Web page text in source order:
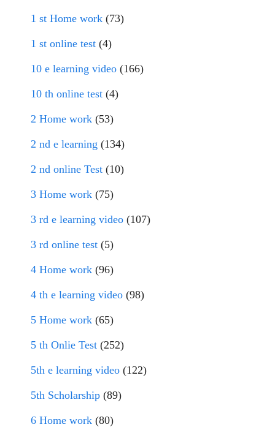
1 st Home work (73)
1 st online test (4)
10 e learning video (166)
10 th online test (4)
2 Home work (53)
2 nd e learning (134)
2 nd online Test (10)
3 Home work (75)
3 rd e learning video (107)
3 rd online test (5)
4 Home work (96)
4 th e learning video (98)
5 Home work (65)
5 th Onlie Test (252)
5th e learning video (122)
5th Scholarship (89)
6 Home work (80)